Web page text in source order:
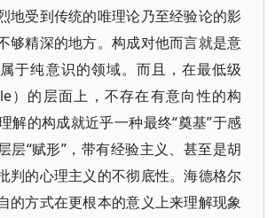
地受到传统的唯理论乃至经验论的影
够精深的地方。构成对他而言就是意
于纯意识的领域。而且，在最低级
）的层面上，不存在有意向性的构
解的构成就近乎一种最终“奠基”于感
层“赋形”，带有经验主义、甚至是胡
判的心理主义的不彻底性。海德格尔
的方式在更根本的意义上来理解现象